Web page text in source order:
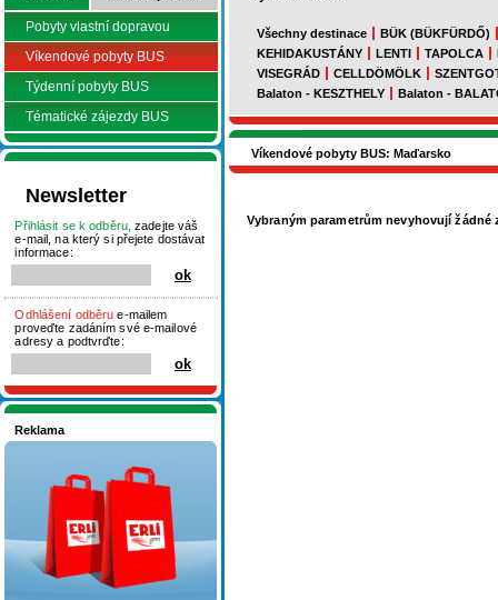
Pobyty vlastní dopravou
Víkendové pobyty BUS
Týdenní pobyty BUS
Tématické zájezdy BUS
Newsletter
Přihlásit se k odběru, zadejte váš
e-mail, na který si přejete dostávat
informace:
Odhlášení odběru e-mailem
proveďte zadáním své e-mailové
adresy a podtvrďte:
Reklama
Všechny destinace
BÜK (BÜKFÜRDŐ)
KEHIDAKUSTÁNY
LENTI TAPOLCA
VISEGRÁD
CELLDÖMÖLK
Balaton - KESZTHELY
Balaton -
Víkendové pobyty BUS: Maďarsko
Vybraným parametrům nevyhovují žádné